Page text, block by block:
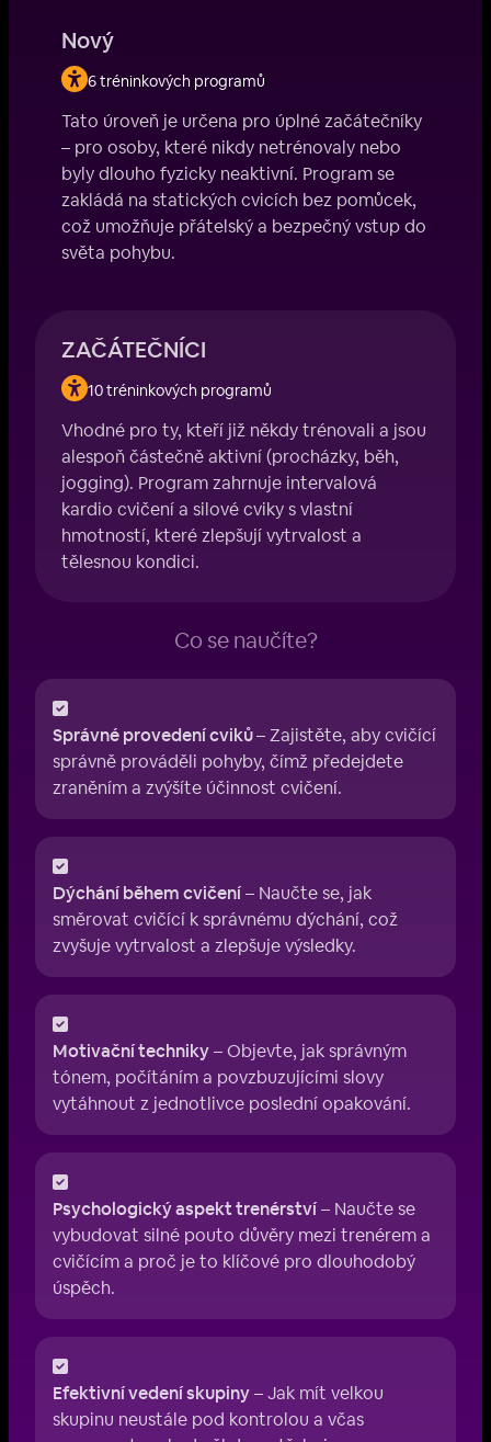
Nový
6 tréninkových programů
Tato úroveň je určena pro úplné začátečníky
– pro osoby, které nikdy netrénovaly nebo
byly dlouho fyzicky neaktivní. Program se
zakládá na statických cvicích bez pomůcek,
což umožňuje přátelský a bezpečný vstup do
světa pohybu.
ZAČÁTEČNÍCI
10 tréninkových programů
Vhodné pro ty, kteří již někdy trénovali a jsou
alespoň částečně aktivní (procházky, běh,
jogging). Program zahrnuje intervalová
kardio cvičení a silové cviky s vlastní
hmotností, které zlepšují vytrvalost a
tělesnou kondici.
Co se naučíte?
Správné provedení cviků– Zajistěte, aby cvičící
správně prováděli pohyby, čímž předejdete
zraněním a zvýšíte účinnost cvičení.
Dýchání během cvičení– Naučte se, jak
směrovat cvičící k správnému dýchání, což
zvyšuje vytrvalost a zlepšuje výsledky.
Motivační techniky– Objevte, jak správným
tónem, počítáním a povzbuzujícími slovy
vytáhnout z jednotlivce poslední opakování.
Psychologický aspekt trenérství– Naučte se
vybudovat silné pouto důvěry mezi trenérem a
cvičícím a proč je to klíčové pro dlouhodobý
úspěch.
Efektivní vedení skupiny– Jak mít velkou
skupinu neustále pod kontrolou a včas